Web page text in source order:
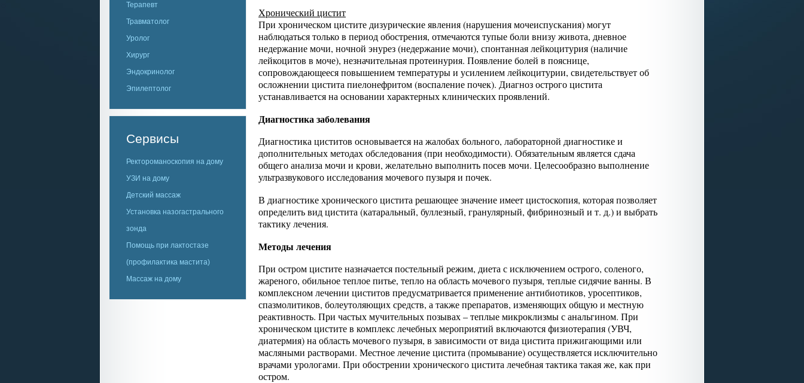
Терапевт
Травматолог
Уролог
Хирург
Эндокринолог
Эпилептолог
Сервисы
Ректороманоскопия на дому
УЗИ на дому
Детский массаж
Установка назогастрального
зонда
Помощь при лактостазе
(профилактика мастита)
Массаж на дому
Хронический цистит
При хроническом цистите дизурические явления (нарушения мочеиспускания) могут
наблюдаться только в период обострения, отмечаются тупые боли внизу живота, дневное
недержание мочи, ночной энурез (недержание мочи), спонтанная лейкоцитурия (наличие
лейкоцитов в моче), незначительная протеинурия. Появление болей в пояснице,
сопровождающееся повышением температуры и усилением лейкоцитурии, свидетельствует об
осложнении цистита пиелонефритом (воспаление почек). Диагноз острого цистита
устанавливается на основании характерных клинических проявлений.
Диагностика заболевания
Диагностика циститов основывается на жалобах больного, лабораторной диагностике и
дополнительных методах обследования (при необходимости). Обязательным является сдача
общего анализа мочи и крови, желательно выполнить посев мочи. Целесообразно выполнение
ультразвукового исследования мочевого пузыря и почек.
В диагностике хронического цистита решающее значение имеет цистоскопия, которая позволяет
определить вид цистита (катаральный, буллезный, гранулярный, фибринозный и т. д.) и выбрать
тактику лечения.
Методы лечения
При остром цистите назначается постельный режим, диета с исключением острого, соленого,
жареного, обильное теплое питье, тепло на область мочевого пузыря, теплые сидячие ванны. В
комплексном лечении циститов предусматривается применение антибиотиков, уросептиков,
спазмолитиков, болеутоляющих средств, а также препаратов, изменяющих общую и местную
реактивность. При частых мучительных позывах – теплые микроклизмы с анальгином. При
хроническом цистите в комплекс лечебных мероприятий включаются физиотерапия (УВЧ,
диатермия) на область мочевого пузыря, в зависимости от вида цистита прижигающими или
масляными растворами. Местное лечение цистита (промывание) осуществляется исключительно
врачами урологами. При обострении хронического цистита лечебная тактика такая же, как при
остром.